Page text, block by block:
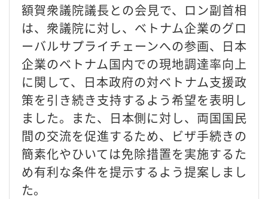
額賀衆議院議長との会見で、ロン副首相
は、衆議院に対し、ベトナム企業のグロ
ーバルサプライチェーンへの参画、日本
企業のベトナム国内での現地調達率向上
に関して、日本政府の対ベトナム支援政
策を引き続き支持するよう希望を表明し
ました。また、日本側に対し、両国国民
間の交流を促進するため、ビザ手続きの
簡素化やひいては免除措置を実施するた
め有利な条件を提示するよう提案しまし
た。